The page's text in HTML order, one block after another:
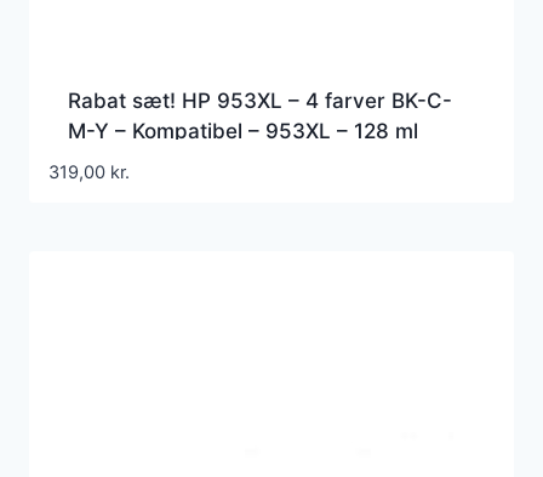
Rabat sæt! HP 953XL – 4 farver BK-C-
M-Y – Kompatibel – 953XL – 128 ml
319,00 kr.